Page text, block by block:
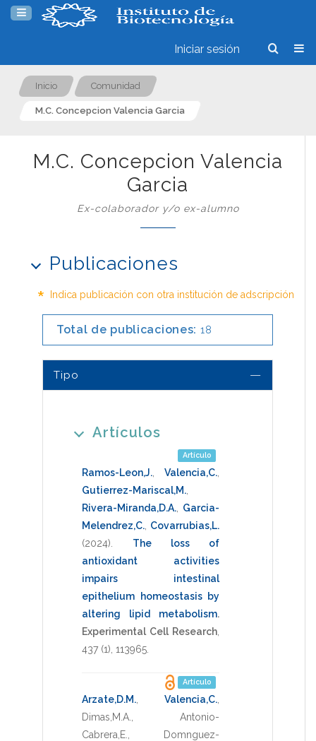
Iniciar sesión
Inicio Comunidad
M.C. Concepcion Valencia Garcia
M.C. Concepcion Valencia
Garcia
Ex-colaborador y/o ex-alumno
Publicaciones
* Indica publicación con otra institución de adscripción
Total de publicaciones: 18
Tipo
Artículos
Artículo
Ramos-Leon,J. Valencia,C.
Gutierrez-Mariscal,M.
Rivera-Miranda,D.A.
Garcia-
Melendrez,C. Covarrubias,L.
(2024)
The loss of
antioxidant activities
impairs intestinal
epithelium homeostasis by
altering lipid metabolism.
Experimental Cell Research
437 (1), 113965
Artículo
Arzate,D.M. Valencia,C.
Dimas,M.A.
Antonio-
Cabrera,E.
Domnguez-